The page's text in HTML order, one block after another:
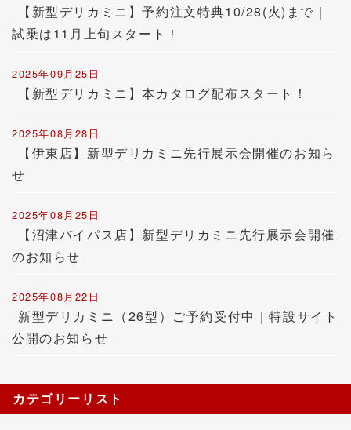
【新型デリカミニ】予約注文特典10/28(火)まで｜
試乗は11月上旬スタート！
2025年09月25日
【新型デリカミニ】本カタログ配布スタート！
2025年08月28日
【伊東店】新型デリカミニ先行展示会開催のお知ら
せ
2025年08月25日
【沼津バイパス店】新型デリカミニ先行展示会開催
のお知らせ
2025年08月22日
新型デリカミニ（26型）ご予約受付中｜特設サイト
公開のお知らせ
カテゴリーリスト